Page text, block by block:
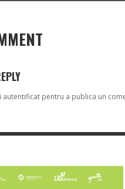
autentificat pentru a publica un